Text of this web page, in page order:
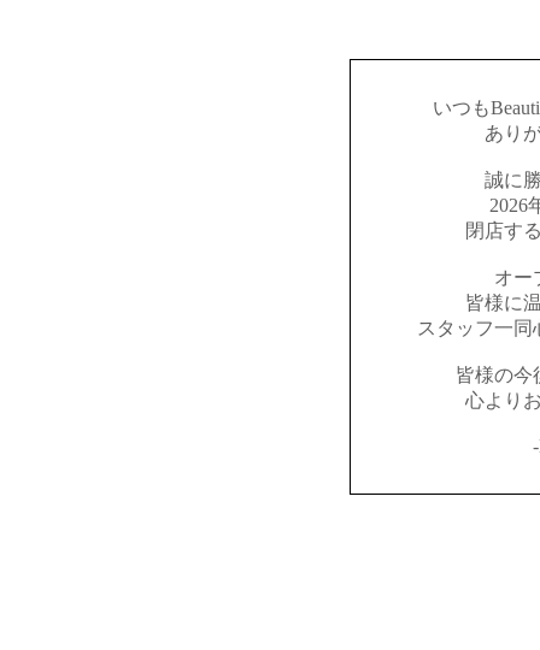
いつも
あり
誠に
2026
閉店す
オー
皆様に
スタッフ一
皆様の今
心より